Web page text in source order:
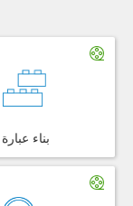
بناء عبارة